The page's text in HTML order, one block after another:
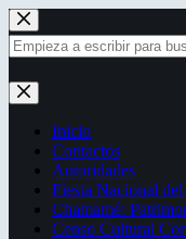
Saltar
al
contenido
Sin
resultados
Inicio
Contactos
Autoridades
Fiesta Nacional
Chamamé:
Censo Cultural